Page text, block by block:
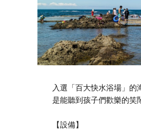
入選「百大快水浴場」
是能聽到孩子們歡樂的笑
【設備】